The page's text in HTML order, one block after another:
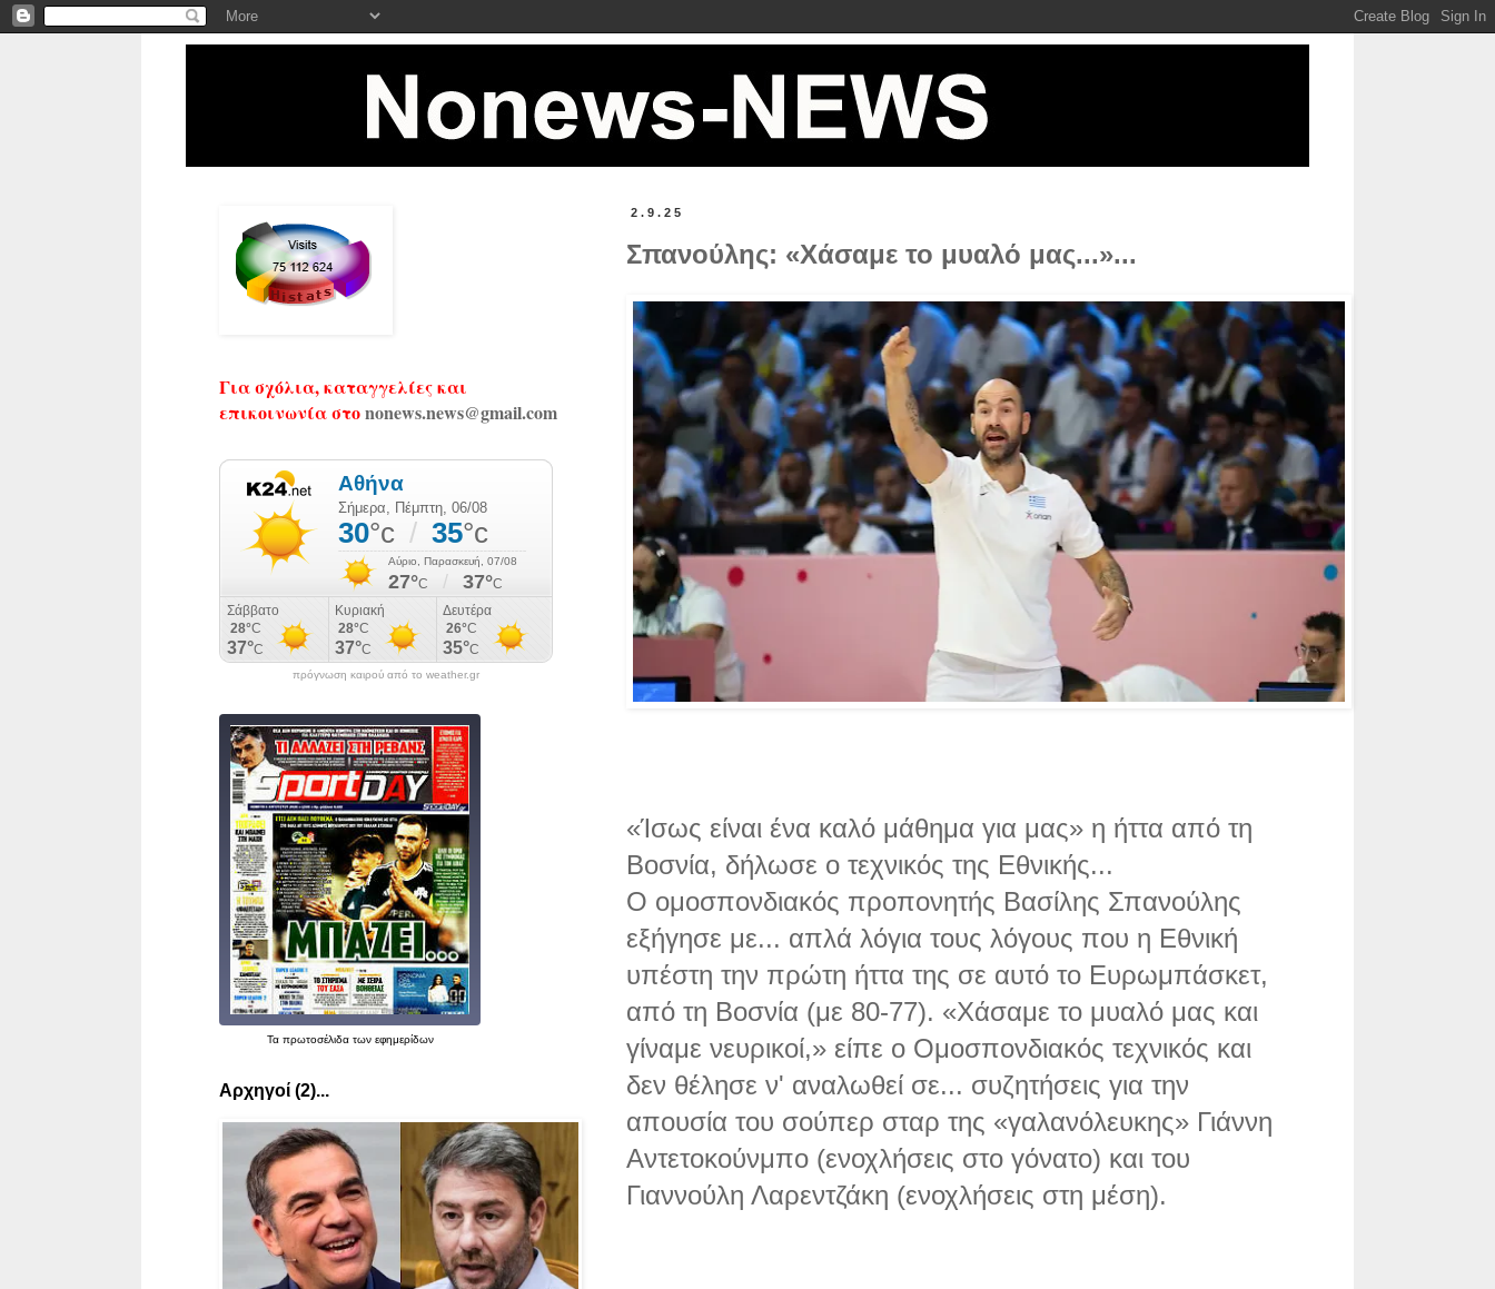
2.9.25
Σπανούλης: «Χάσαμε το μυαλό μας...»...
«Ίσως είναι ένα καλό μάθημα για μας» η ήττα από τη
Βοσνία, δήλωσε ο τεχνικός της Εθνικής...
Ο ομοσπονδιακός προπονητής Βασίλης Σπανούλης
εξήγησε με... απλά λόγια τους λόγους που η Εθνική
υπέστη την πρώτη ήττα της σε αυτό το Ευρωμπάσκετ,
από τη Βοσνία (με 80-77). «Χάσαμε το μυαλό μας και
γίναμε νευρικοί,» είπε ο Ομοσπονδιακός τεχνικός και
δεν θέλησε ν' αναλωθεί σε... συζητήσεις για την
απουσία του σούπερ σταρ της «γαλανόλευκης» Γιάννη
Αντετοκούνμπο (ενοχλήσεις στο γόνατο) και του
Γιαννούλη Λαρεντζάκη (ενοχλήσεις στη μέση).
Για σχόλια, καταγγελίες και
επικοινωνία στοnonews.news@gmail.com
πρόγνωση καιρού από το weather.gr
Τα πρωτοσέλιδατων εφημερίδων
Αρχηγοί (2)...